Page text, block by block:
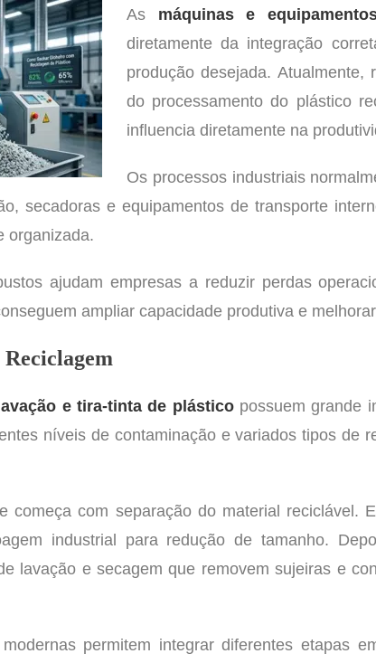
As máquinas e
diretamente da integração
produção desejada.
do processamento do plástico
influencia diretamente na
Os processos industriais
secadoras e equipamentos de transporte
organizada.
ajudam empresas a reduzir perdas
ampliar capacidade produtiva e
e tira-tinta de plásticopossuem grande
níveis de contaminação e variados tipos de
começa com separação do material reciclável.
industrial para redução de tamanho.
lavação e secagem que removem sujeiras e
permitem integrar diferentes etapas